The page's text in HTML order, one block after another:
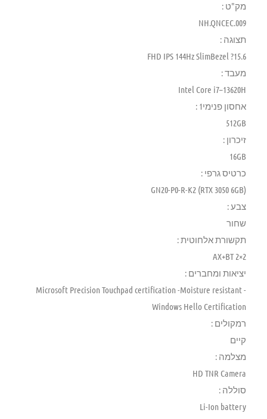
מק"ט :
NH.QNCEC.009
תצוגה :
15.6? FHD IPS 144Hz SlimBezel
מעבד :
‎Intel Core i7–13620H
אחסון פנימי1 :
512GB
זיכרון :
16GB
כרטיס גרפי :
GN20-P0-R-K2 (RTX 3050 6GB)
צבע :
שחור
תקשורת אלחוטית :
2×2 AX+BT
יציאות ומחברים :
Microsoft Precision Touchpad certification -Moisture resistant -
Windows Hello Certification
רמקולים :
קיים
מצלמה :
HD TNR Camera
סוללה :
Li-Ion battery